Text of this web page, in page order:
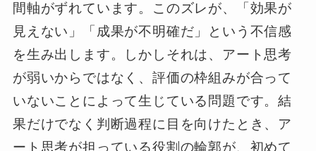
間軸がずれています。このズレが、「効果が
見えない」「成果が不明確だ」という不信感
を生み出します。しかしそれは、アート思考
が弱いからではなく、評価の枠組みが合って
いないことによって生じている問題です。結
果だけでなく判断過程に目を向けたとき、ア
ート思考が担っている役割の輪郭が、初めて